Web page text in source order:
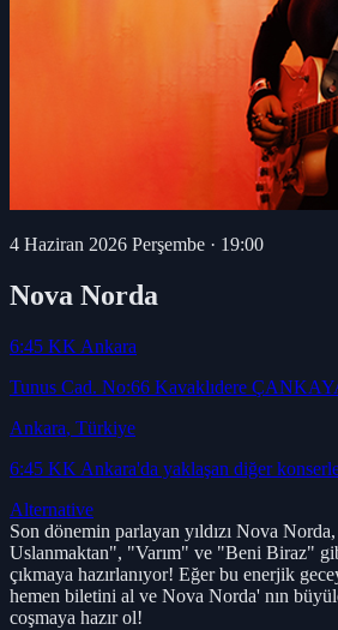
4 Haziran 2026 Perşembe · 19:00
Nova Norda
6:45 KK Ankara
Tunus Cad. No:66 Kavaklıdere
Ankara, Türkiye
6:45 KK Ankara'da yaklaşan diğer
Alternative
Son dönemin parlayan yıldızı Nova
Uslanmaktan", "Varım" ve "Beni Biraz"
çıkmaya hazırlanıyor! Eğer bu enerjik
hemen biletini al ve Nova Norda' nın
coşmaya hazır ol!